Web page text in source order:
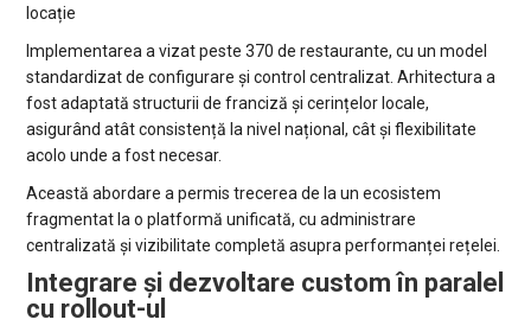
locație
Implementarea a vizat peste 370 de restaurante, cu un model
standardizat de configurare și control centralizat. Arhitectura a
fost adaptată structurii de franciză și cerințelor locale,
asigurând atât consistență la nivel național, cât și flexibilitate
acolo unde a fost necesar.
Această abordare a permis trecerea de la un ecosistem
fragmentat la o platformă unificată, cu administrare
centralizată și vizibilitate completă asupra performanței rețelei.
Integrare și dezvoltare custom în paralel
cu rollout-ul